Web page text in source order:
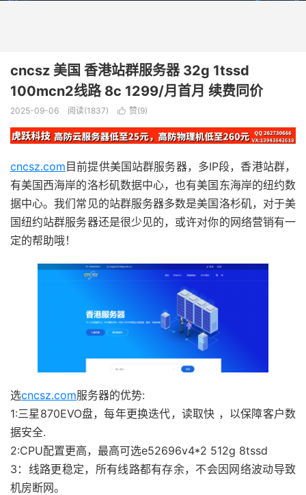
cncsz 美国 香港站群服务器 32g 1tssd
100mcn2线路 8c 1299/月首月 续费同价
2025-09-06 阅读(1837)  赞(9)
cncsz.com 目前提供美国站群服务器，多IP段，香港站群，
有美国西海岸的洛杉矶数据中心，也有美国东海岸的纽约数
据中心。我们常见的站群服务器多数是美国洛杉矶，对于美
国纽约站群服务器还是很少见的，或许对你的网络营销有一
定的帮助哦！
选cncsz.com服务器的优势:
1:三星870EVO盘，每年更换迭代，读取快 ，以保障客户数
据安全.
2:CPU配置更高，最高可选e52696v4*2 512g 8tssd
3：线路更稳定，所有线路都有存余，不会因网络波动导致
机房断网。